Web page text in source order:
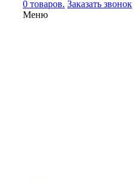
0 товаров. Заказать звонок
Меню